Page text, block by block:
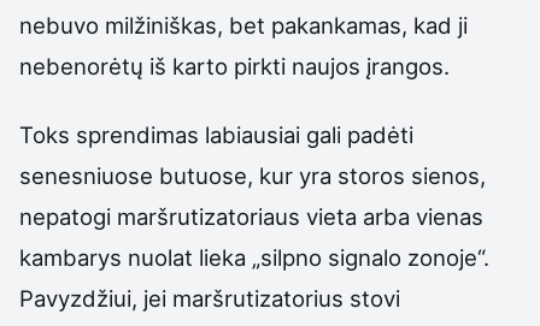
nebuvo milžiniškas, bet pakankamas, kad ji
nebenorėtų iš karto pirkti naujos įrangos.
Toks sprendimas labiausiai gali padėti
senesniuose butuose, kur yra storos sienos,
nepatogi maršrutizatoriaus vieta arba vienas
kambarys nuolat lieka „silpno signalo zonoje“.
Pavyzdžiui, jei maršrutizatorius stovi